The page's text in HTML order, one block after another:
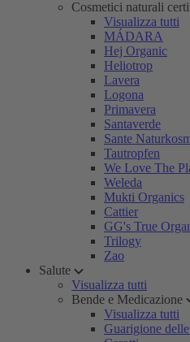
Cosmetici naturali
Visualizza tutti
MÁDARA
Hej Organic
Heliotrop
Lavera
Logona
Primavera
Santaverde
Sante
Tautropfen
We Love The
Weleda
Mukti Organics
Cattier
GG's True
Trilogy
Zao
Salute
Visualizza tutti
Bende e Medicazione
Visualizza tutti
Guarigione